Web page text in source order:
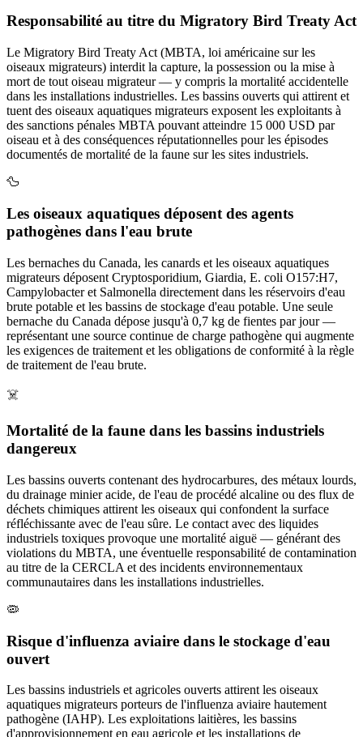
Responsabilité au titre du Migratory Bird Treaty Act
Le Migratory Bird Treaty Act (MBTA, loi américaine sur les
oiseaux migrateurs) interdit la capture, la possession ou la mise à
mort de tout oiseau migrateur — y compris la mortalité accidentelle
dans les installations industrielles. Les bassins ouverts qui attirent et
tuent des oiseaux aquatiques migrateurs exposent les exploitants à
des sanctions pénales MBTA pouvant atteindre 15 000 USD par
oiseau et à des conséquences réputationnelles pour les épisodes
documentés de mortalité de la faune sur les sites industriels.
🦆
Les oiseaux aquatiques déposent des agents
pathogènes dans l'eau brute
Les bernaches du Canada, les canards et les oiseaux aquatiques
migrateurs déposent Cryptosporidium, Giardia, E. coli O157:H7,
Campylobacter et Salmonella directement dans les réservoirs d'eau
brute potable et les bassins de stockage d'eau potable. Une seule
bernache du Canada dépose jusqu'à 0,7 kg de fientes par jour —
représentant une source continue de charge pathogène qui augmente
les exigences de traitement et les obligations de conformité à la règle
de traitement de l'eau brute.
☠️
Mortalité de la faune dans les bassins industriels
dangereux
Les bassins ouverts contenant des hydrocarbures, des métaux lourds,
du drainage minier acide, de l'eau de procédé alcaline ou des flux de
déchets chimiques attirent les oiseaux qui confondent la surface
réfléchissante avec de l'eau sûre. Le contact avec des liquides
industriels toxiques provoque une mortalité aiguë — générant des
violations du MBTA, une éventuelle responsabilité de contamination
au titre de la CERCLA et des incidents environnementaux
communautaires dans les installations industrielles.
🦠
Risque d'influenza aviaire dans le stockage d'eau
ouvert
Les bassins industriels et agricoles ouverts attirent les oiseaux
aquatiques migrateurs porteurs de l'influenza aviaire hautement
pathogène (IAHP). Les exploitations laitières, les bassins
d'approvisionnement en eau agricole et les installations de